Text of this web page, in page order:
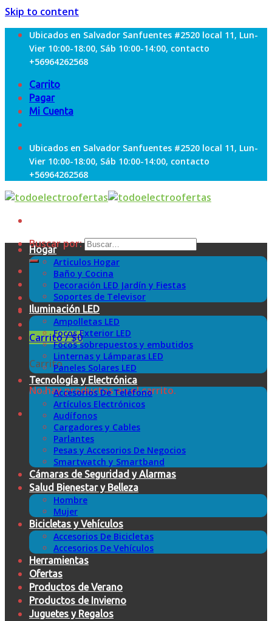
Skip to content
Ubicados en Salvador Sanfuentes #2520 local 11, Lun-
Vier 10:00-18:00, Sáb 10:00-14:00, contacto
+56964262568
Carrito
Pagar
Mi Cuenta
Ubicados en Salvador Sanfuentes #2520 local 11, Lun-
Vier 10:00-18:00, Sáb 10:00-14:00, contacto
+56964262568
Buscar por:
Carrito /$0
Carrito
No hay productos en el carrito.
Hogar
Articulos Hogar
Baño y Cocina
Decoración LED Jardín y Fiestas
Soportes de Televisor
Iluminación LED
Ampolletas LED
Focos Exterior LED
Focos sobrepuestos y embutidos
Linternas y Lámparas LED
Paneles Solares LED
Tecnología y Electrónica
Accesorios De Teléfono
Artículos Electrónicos
Audífonos
Cargadores y Cables
Parlantes
Pesas y Accesorios De Negocios
Smartwatch y Smartband
Cámaras de Seguridad y Alarmas
Salud Bienestar y Belleza
Hombre
Mujer
Bicicletas y Vehículos
Accesorios De Bicicletas
Accesorios De Vehículos
Herramientas
Ofertas
Productos de Verano
Productos de Invierno
Juguetes y Regalos